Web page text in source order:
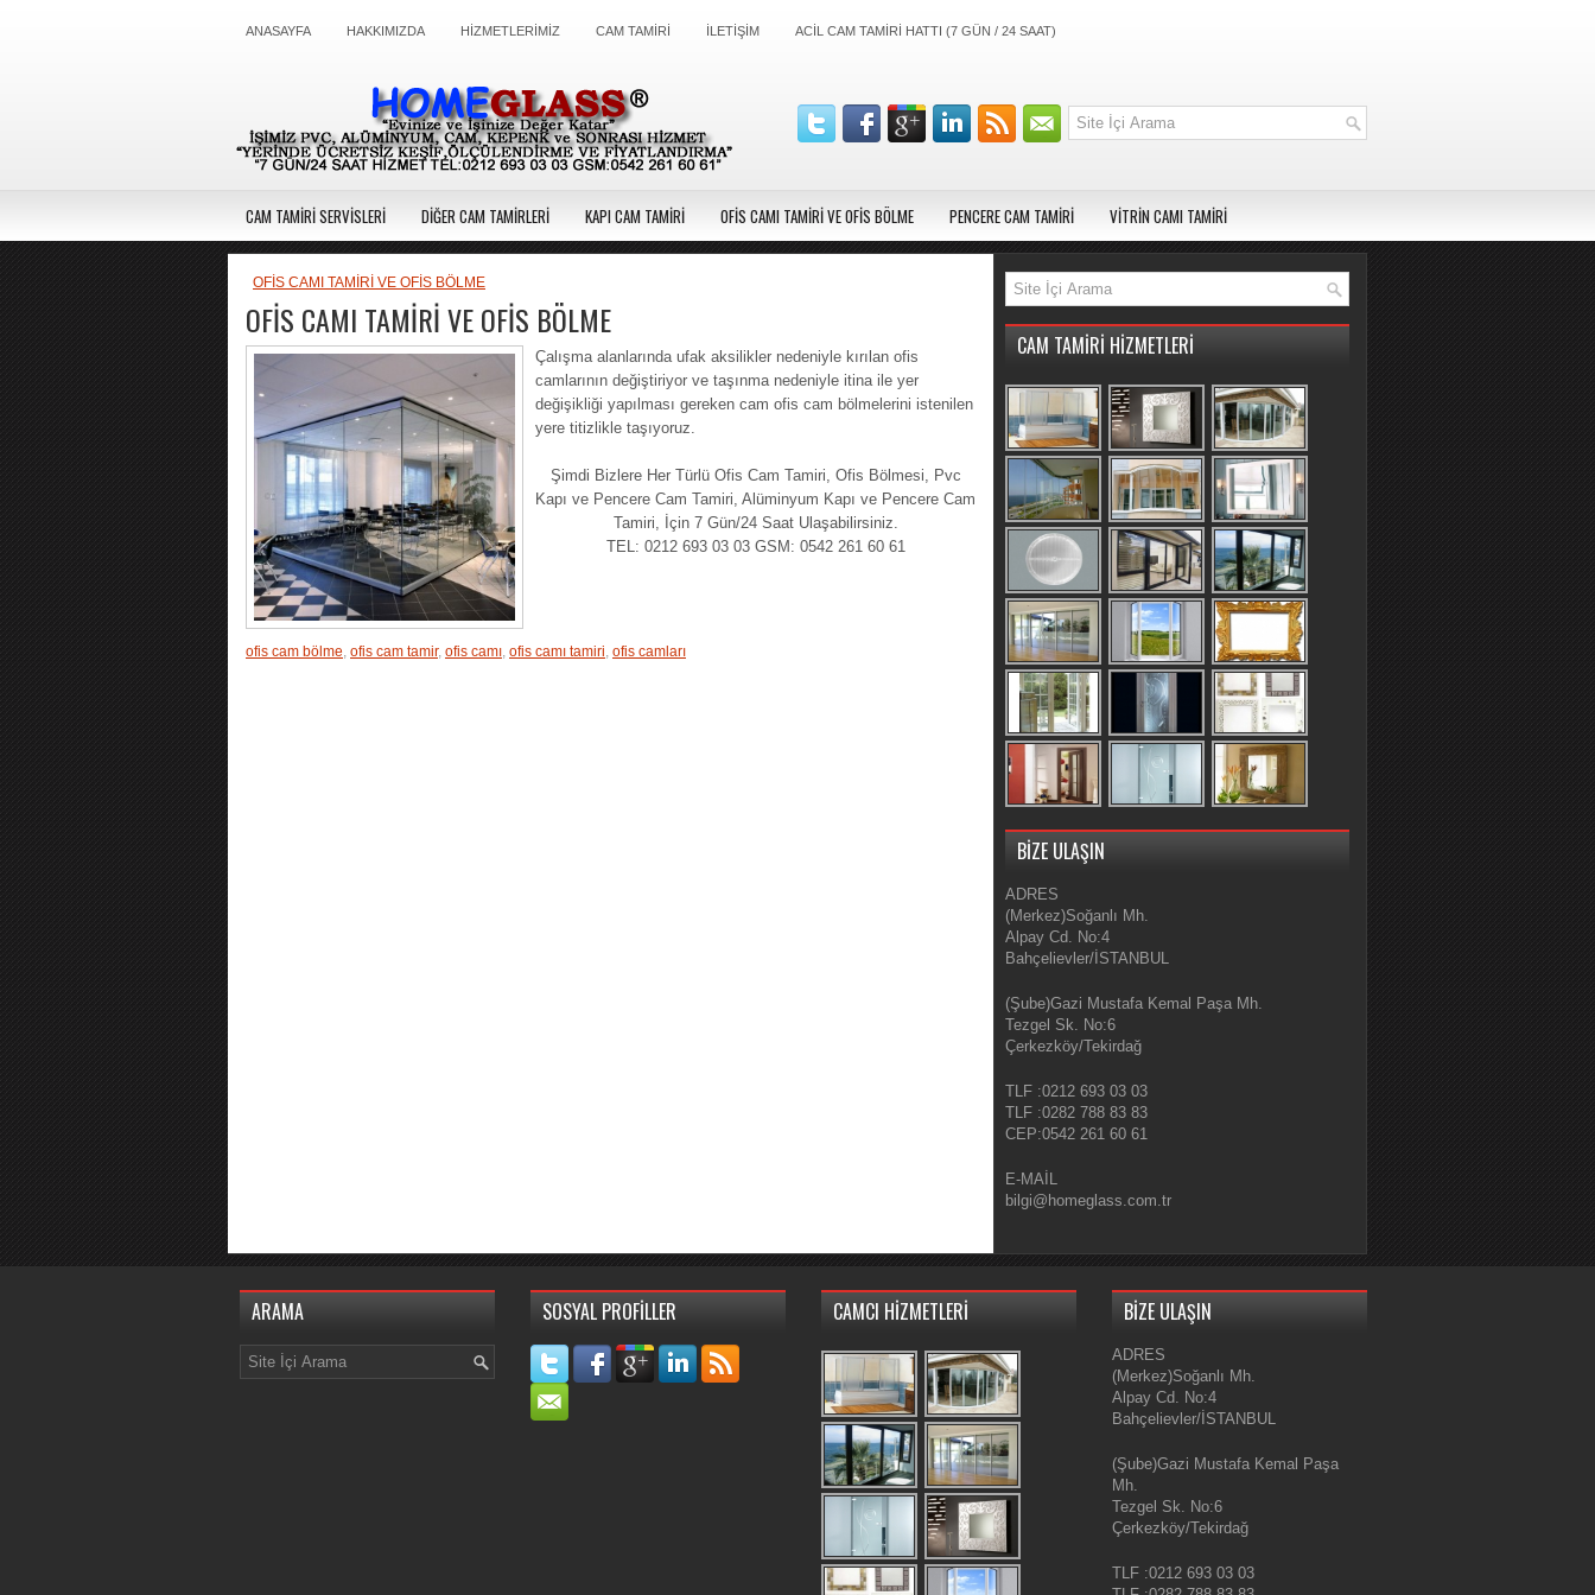
ANASAYFA HAKKIMIZDA HİZMETLERİMİZ CAM TAMİRİ İLETİŞİM ACİL CAM TAMİRİ HATTI (7 GÜN / 24 SAAT)
CAM TAMİRİ SERVİSLERİ DİĞER CAM TAMİRLERİ KAPI CAM TAMİRİ OFİS CAMI TAMİRİ VE OFİS BÖLME PENCERE CAM TAMİRİ VİTRİN CAMI TAMİRİ
OFİS CAMI TAMİRİ VE OFİS BÖLME
OFİS CAMI TAMİRİ VE OFİS BÖLME
Çalışma alanlarında ufak aksilikler nedeniyle kırılan ofis
camlarının değiştiriyor ve taşınma nedeniyle itina ile yer
değişikliği yapılması gereken cam ofis cam bölmelerini istenilen
yere titizlikle taşıyoruz.
Şimdi Bizlere Her Türlü Ofis Cam Tamiri, Ofis Bölmesi, Pvc
Kapı ve Pencere Cam Tamiri, Alüminyum Kapı ve Pencere Cam
Tamiri, İçin 7 Gün/24 Saat Ulaşabilirsiniz.
TEL: 0212 693 03 03 GSM: 0542 261 60 61
ofis cam bölme, ofis cam tamir, ofis camı, ofis camı tamiri, ofis camları
CAM TAMİRİ HİZMETLERİ
BİZE ULAŞIN
ADRES
(Merkez)Soğanlı Mh.
Alpay Cd. No:4
Bahçelievler/İSTANBUL
(Şube)Gazi Mustafa Kemal Paşa Mh.
Tezgel Sk. No:6
Çerkezköy/Tekirdağ
TLF :0212 693 03 03
TLF :0282 788 83 83
CEP:0542 261 60 61
E-MAİL
bilgi@homeglass.com.tr
ARAMA SOSYAL PROFİLLER CAMCI HİZMETLERİ BİZE ULAŞIN
ADRES
(Merkez)Soğanlı Mh.
Alpay Cd. No:4
Bahçelievler/İSTANBUL
(Şube)Gazi Mustafa Kemal Paşa
Mh.
Tezgel Sk. No:6
Çerkezköy/Tekirdağ
TLF :0212 693 03 03